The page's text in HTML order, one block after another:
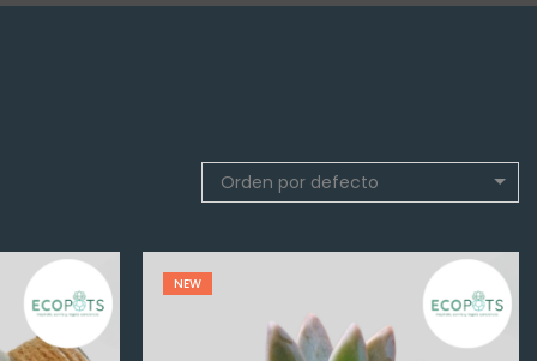
Orden por defecto
NEW